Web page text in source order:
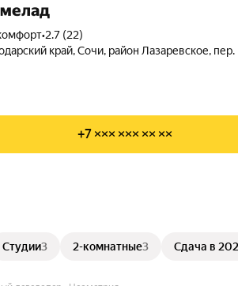
•2.7 (22)
край, Сочи, район Лазаревское,
+7 ××× ××× ×× ××
Студии3 2-комнатные3 Сдача в